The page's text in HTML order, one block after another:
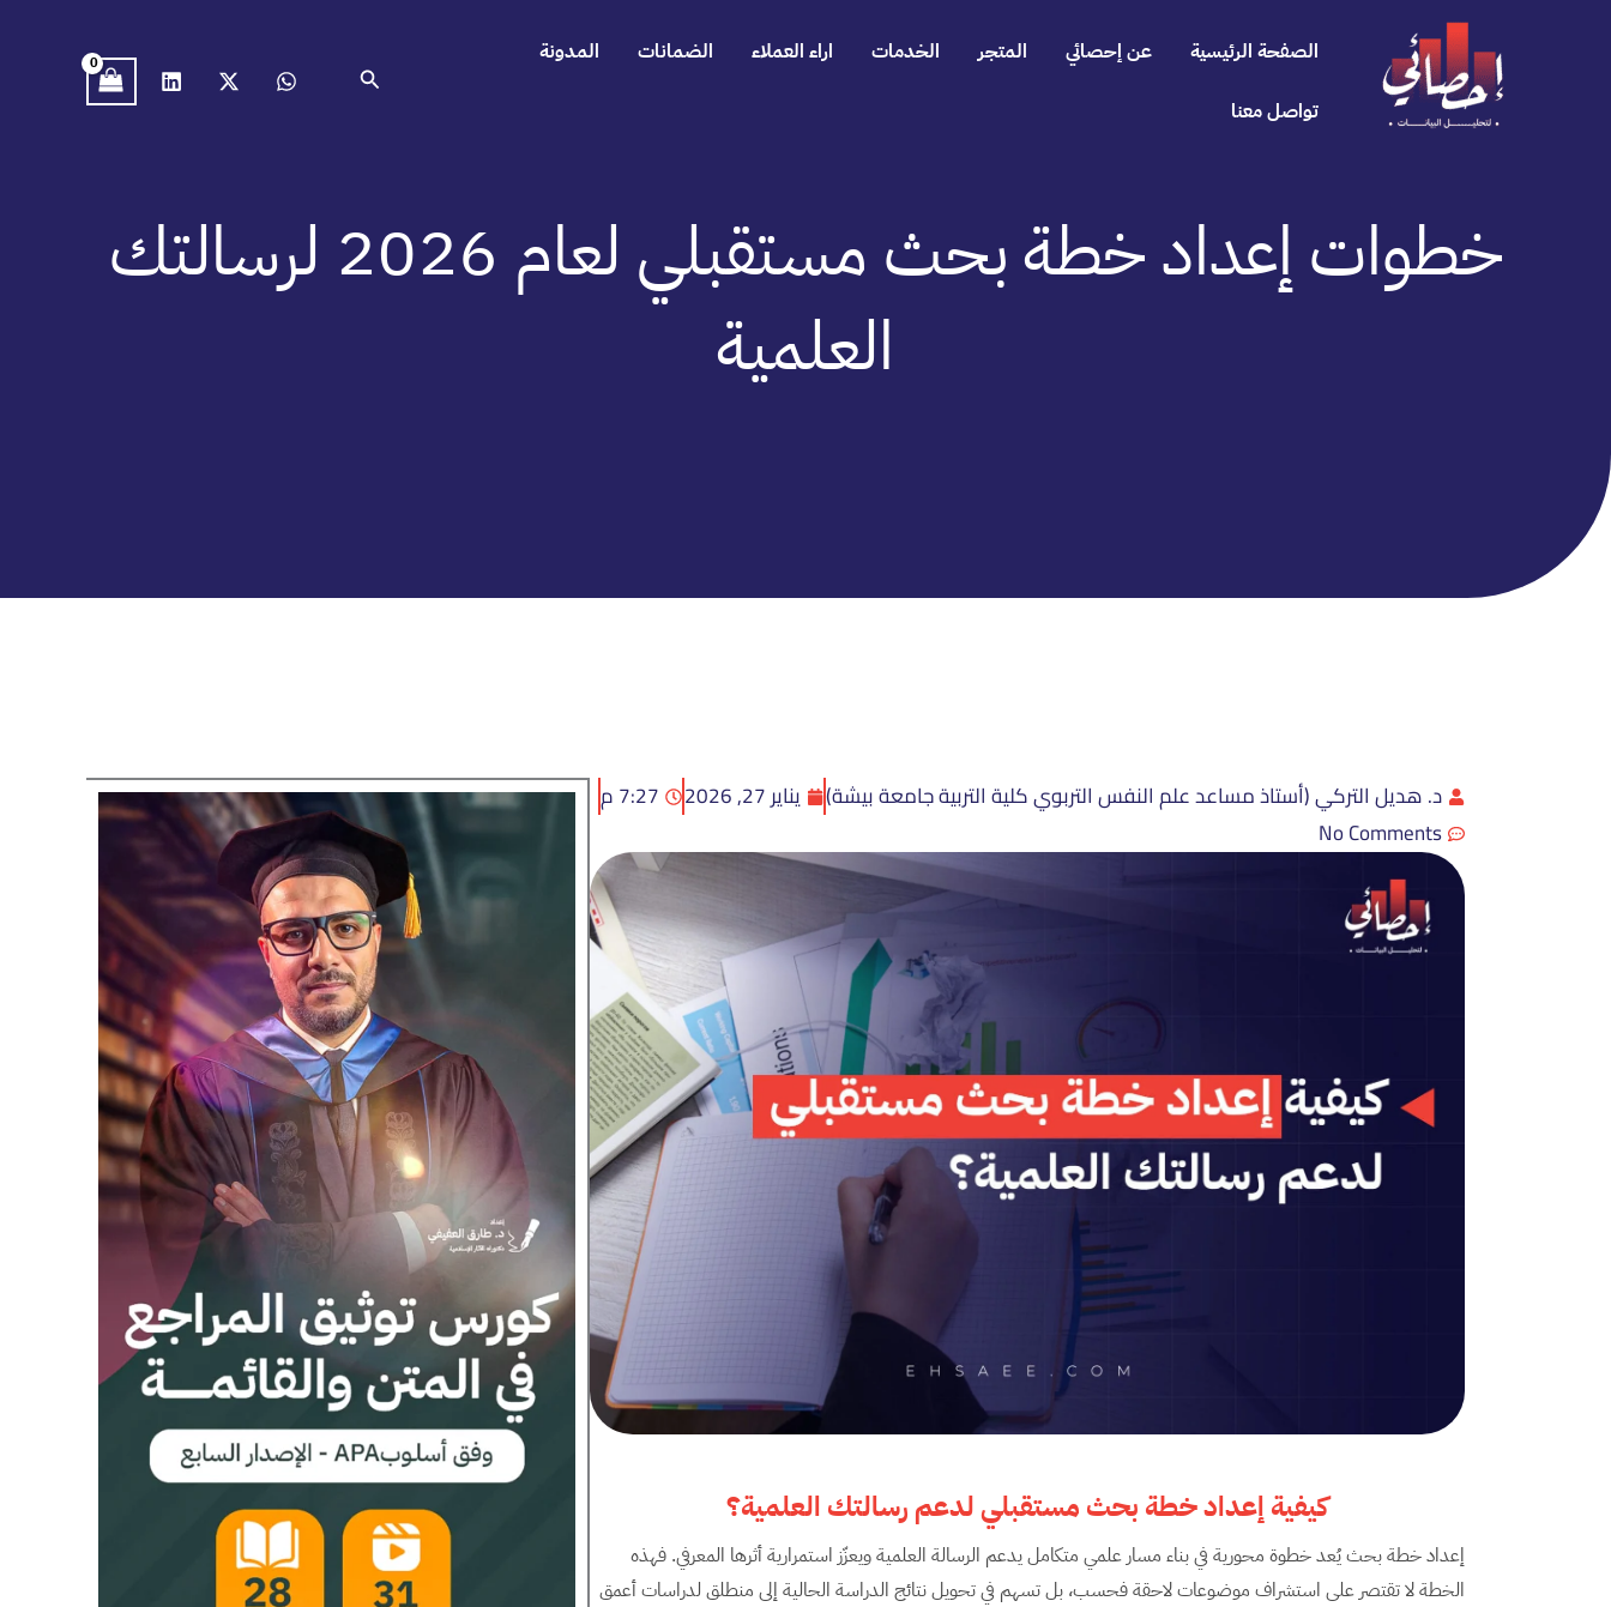
الصفحة الرئيسية عن إحصائي المتجر الخدمات اراء العملاء الضمانات المدونة
تواصل معنا
البحث
خطوات إعداد خطة بحث مستقبلي لعام 2026 لرسالتك
العلمية
د. هديل التركي (أستاذ مساعد علم النفس التربوي كلية التربية جامعة بيشة) يناير 27, 2026
7:27 م
No Comments
كيفية إعداد خطة بحث مستقبلي لدعم رسالتك العلمية؟
إعداد خطة بحث يُعد خطوة محورية في بناء مسار علمي متكامل يدعم الرسالة العلمية ويعزّز استمرارية أثرها المعرفي. فهذه
الخطة لا تقتصر على استشراف موضوعات لاحقة فحسب، بل تسهم في تحويل نتائج الدراسة الحالية إلى منطلق لدراسات أعمق